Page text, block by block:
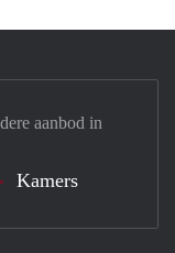
aanbod in
Kamers